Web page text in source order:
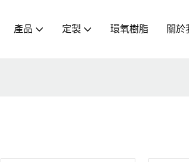
產品 定製 環氧樹脂 關於